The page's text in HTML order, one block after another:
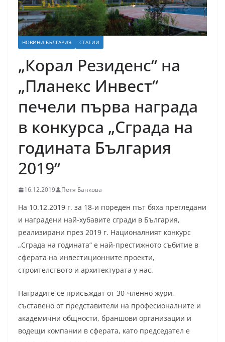
НОВИНИ БЪЛГАРИЯ СТАТИИ
„Корал Резиденс“ на
„Планекс Инвест“
печели първа награда
в конкурса „Сграда на
годината България
2019“
16.12.2019 Петя Банкова
На 10.12.2019 г. за 18-и пореден път бяха прегледани
и наградени най-хубавите сгради в България,
реализирани през 2019 г. Националният конкурс
„Сграда на годината“ е най-престижното събитие в
сферата на инвестиционните проекти,
строителството и архитектурата у нас.
Наградите се присъждат от 30-членно жури,
съставено от представители на професионалните и
академични общности, браншови организации и
водещи компании в сферата, като председател е